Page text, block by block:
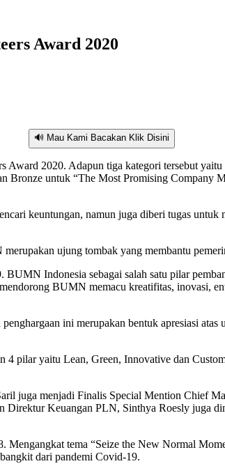
Award 2020
🔊 Mau Kami Bacakan Klik Disini
Award 2020. Adapun tiga kategori tersebut
untuk “The Most Promising Company
keuntungan, namun juga diberi tugas
ujung tombak yang membantu
Indonesia sebagai salah satu pilar
BUMN memacu kreatifitas, inovasi,
ini merupakan bentuk apresiasi
pilar yaitu Lean, Green, Innovative dan
juga menjadi Finalis Special Mention Chief
Keuangan PLN, Sinthya Roesly juga
tema “Seize the New Normal
dari pandemi Covid-19.